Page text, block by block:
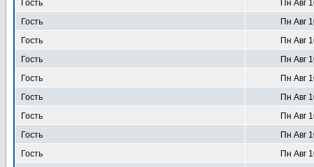
Гость
Пн Авг
Гость
Пн Авг
Гость
Пн Авг
Гость
Пн Авг
Гость
Пн Авг
Гость
Пн Авг
Гость
Пн Авг
Гость
Пн Авг
Гость
Пн Авг